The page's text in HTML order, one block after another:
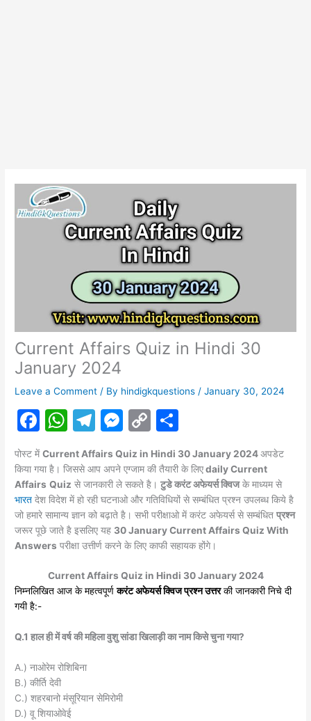
Current Affairs Quiz in Hindi 30
January 2024
Leave a Comment / By hindigkquestions /January 30, 2024
F
c
e
b
o
o
k
W
at
s
A
p
p
T
e
gr
a
m
M
s
s
e
n
g
er
C
p
y
Li
n
k
ar
e
पोस्ट मेंCurrent Affairs Quiz in Hindi 30January 2024अपडेट
किया गया है। जिससे आप अपने एग्जाम की तैयारी के लिएdaily Current
Affairs Quiz से जानकारी ले सकते है।टुडे करंट अफेयर्स क्विजके माध्यम से
भारत देश विदेश में हो रही घटनाओ और गतिविधियों से सम्बंधित प्रश्न उपलब्ध किये है
जो हमारे सामान्य ज्ञान को बढ़ाते है। सभी परीक्षाओ में करंटअफेयर्ससे सम्बंधितप्रश्न
जरूर पूछे जाते है इसलिए यह 30 JanuaryCurrent Affairs Quiz With
Answers परीक्षा उत्तीर्ण करने के लिए काफी सहायक होंगे।
Current Affairs Quiz in Hindi 30 January 2024
निम्नलिखित आज के महत्वपूर्णकरंट अफेयर्स क्विज प्रश्न उत्तरकी जानकारी निचे दी
गयी है:-
Q.1 हाल ही में वर्ष की महिला वुशु सांडा खिलाड़ी का नाम किसे चुना गया?
A.) नाओरेम रोशिबिना
B.) कीर्ति देवी
C.) शहरबानो मंसूरियान सेमिरोमी
D.) वू शियाओवेई